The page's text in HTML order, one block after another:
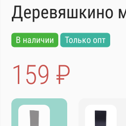
Деревяшкино
В наличии Только опт
159 ₽